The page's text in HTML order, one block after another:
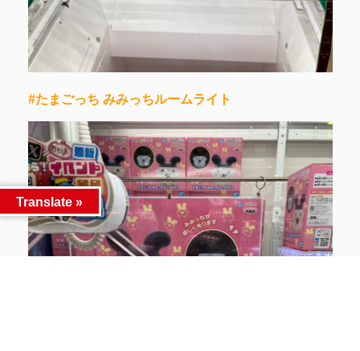
#たまごっち みみっちルームライト
Translate »